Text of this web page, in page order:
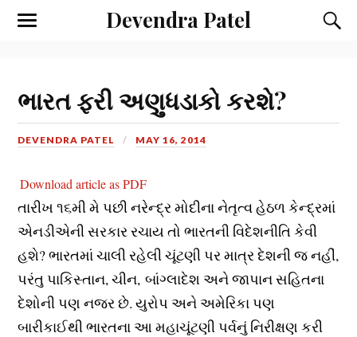
Devendra Patel
ભારત ફરી અણુધડાકો કરશે?
DEVENDRA PATEL MAY 16, 2014
Download article as PDF
તારીખ ૧૬મી મે પછી નરેન્દ્ર મોદીના નેતૃત્વ હેઠળ કેન્દ્રમાં
એનડીએની સરકાર રચાય તો ભારતની વિદેશનીતિ કેવી
હશે? ભારતમાં ચાલી રહેલી ચૂંટણી પર માત્ર દેશની જ નહીં,
પરંતુ પાકિસ્તાન, ચીન, બાંગ્લાદેશ અને જાપાન સહિતના
દેશોની પણ નજર છે. યુરોપ અને અમેરિકા પણ
બારીકાઈથી ભારતના આ મહાચૂંટણી પર્વનું નિરીક્ષણ કરી